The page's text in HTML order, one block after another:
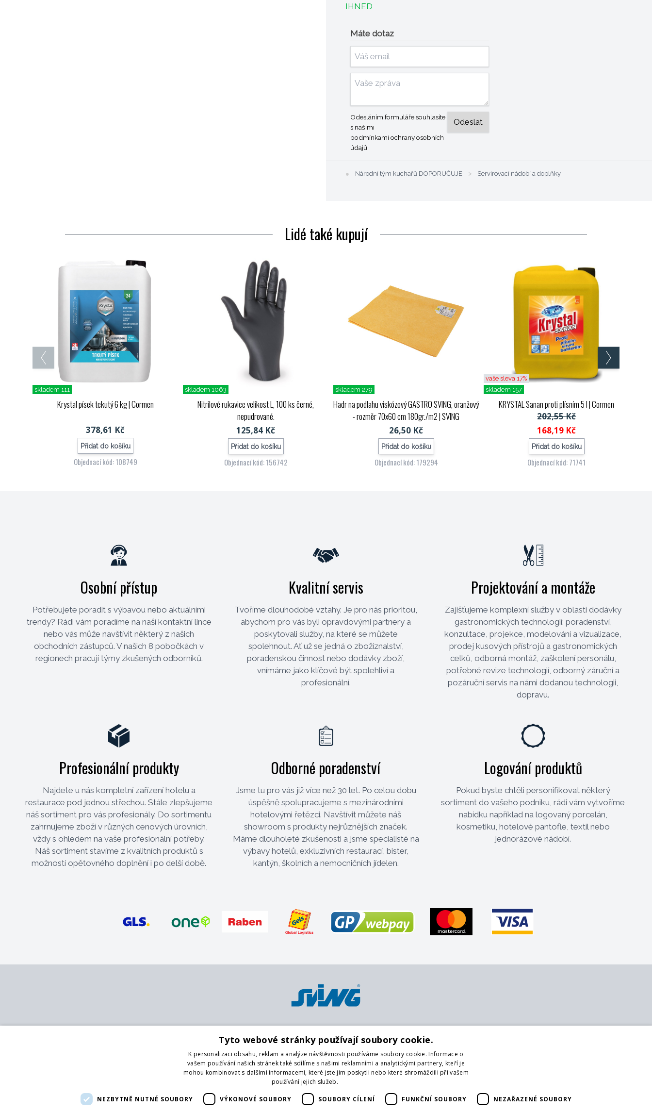
IHNED
Máte dotaz
Odesláním formuláře souhlasíte
s našimi
podmínkami ochrany osobních
údajů
● Národní tým kuchařů DOPORUČUJE > Servírovací nádobí a doplňky
Lidé také kupují
skladem 111
Krystal písek tekutý 6 kg| Cormen
378,61 Kč
Přidat do košíku
Objednací kód: 108749
skladem 1063
Nitrilové rukavice velikost L, 100 ks černé,
nepudrované.
125,84 Kč
Přidat do košíku
Objednací kód: 156742
skladem 279
Hadr na podlahu viskózový GASTRO SVING, oranžový
- rozměr 70x60 cm 180gr./m2| SVING
26,50 Kč
Přidat do košíku
Objednací kód: 179294
vaše sleva 17%
skladem 157
KRYSTAL Sanan proti plísním 5 l| Cormen
202,55 Kč
168,19 Kč
Přidat do košíku
Objednací kód: 71741
Osobní přístup
Potřebujete poradit s výbavou nebo aktuálními
trendy? Rádi vám poradíme na naší kontaktní lince
nebo vás může navštívit některý z našich
obchodních zástupců. V našich 8 pobočkách v
regionech pracují týmy zkušených odborníků.
Kvalitní servis
Tvoříme dlouhodobé vztahy. Je pro nás prioritou,
abychom pro vás byli opravdovými partnery a
poskytovali služby, na které se můžete
spolehnout. Ať už se jedná o zbožíznalství,
poradenskou činnost nebo dodávky zboží,
vnímáme jako klíčové být spolehliví a
profesionální.
Projektování a montáže
Zajišťujeme komplexní služby v oblasti dodávky
gastronomických technologií: poradenství,
konzultace, projekce, modelování a vizualizace,
prodej kusových přístrojů a gastronomických
celků, odborná montáž, zaškolení personálu,
potřebné revize technologií, odborný záruční a
pozáruční servis na námi dodanou technologii,
dopravu.
Profesionální produkty
Najdete u nás kompletní zařízení hotelu a
restaurace pod jednou střechou. Stále zlepšujeme
náš sortiment pro vás profesionály. Do sortimentu
zahrnujeme zboží v různých cenových úrovních,
vždy s ohledem na vaše profesionální potřeby.
Náš sortiment stavíme z kvalitních produktů s
možností opětovného doplnění i po delší době.
Odborné poradenství
Jsme tu pro vás již více než 30 let. Po celou dobu
úspěšně spolupracujeme s mezinárodními
hotelovými řetězci. Navštívit můžete náš
showroom s produkty nejrůznějších značek.
Máme dlouholeté zkušenosti a jsme specialisté na
výbavy hotelů, exkluzivních restaurací, bister,
kantýn, školních a nemocničních jídelen.
Logování produktů
Pokud byste chtěli personifikovat některý
sortiment do vašeho podniku, rádi vám vytvoříme
nabídku například na logovaný porcelán,
kosmetiku, hotelové pantofle, textil nebo
jednorázové nádobí.
info@svingshop.cz
Platba předem na účet
Hotově
Praha 9
Praha 4
Brno
Liberec
O nás
Obchodní podmínky
Tyto webové stránky používají soubory cookie.
K personalizaci obsahu, reklam a analýze návštěvnosti používáme soubory cookie. Informace o
vašem používání našich stránek také sdílíme s našimi reklamními a analytickými partnery, kteří je
mohou kombinovat s dalšími informacemi, které jste jim poskytli nebo které shromáždili při vašem
používání jejich služeb.
NEZBYTNĚ NUTNÉ SOUBORY VÝKONOVÉ SOUBORY SOUBORY CÍLENÍ FUNKČNÍ SOUBORY NEZAŘAZENÉ SOUBORY